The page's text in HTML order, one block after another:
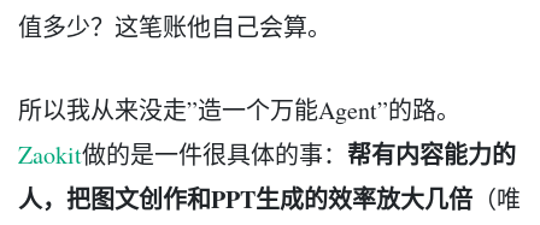
值多少？这笔账他自己会算。
所以我从来没走”造一个万能Agent”的路。
Zaokit做的是一件很具体的事： 帮有内容能力的
人，把图文创作和PPT生成的效率放大几倍 （唯